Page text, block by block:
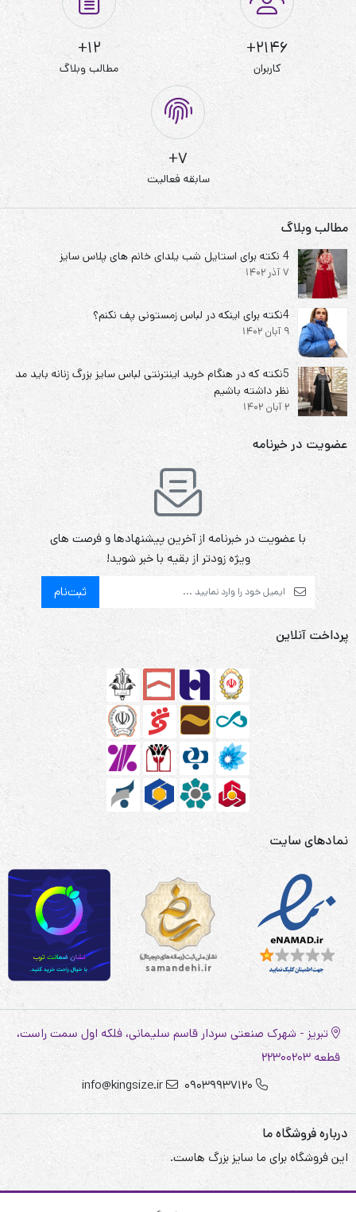
2146+
کاربران
12+
مطالب وبلاگ
7+
سابقه فعالیت
مطالب وبلاگ
4 نکته برای استایل شب یلدای خانم های پلاس سایز
7 آذر 1402
4نکته برای اینکه در لباس زمستونی پف نکنم؟
9 آبان 1402
5نکته که در هنگام خرید اینترنتی لباس سایز بزرگ زنانه باید مد
نظر داشته باشیم
2 آبان 1402
عضویت در خبرنامه
با عضویت در خبرنامه از آخرین پیشنهادها و فرصت های
ویژه زودتر از بقیه با خبر شوید!
ثبت‌نام
پرداخت آنلاین
نمادهای سایت
تبریز - شهرک صنعتی سردار قاسم سلیمانی، فلکه اول سمت راست،
قطعه 22300203
09039937120
info@kingsize.ir
درباره فروشگاه ما
این فروشگاه برای ما سایز بزرگ هاست.